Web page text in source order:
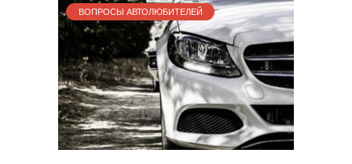
ВОПРОСЫ АВТОЛЮБИТЕЛЕЙ